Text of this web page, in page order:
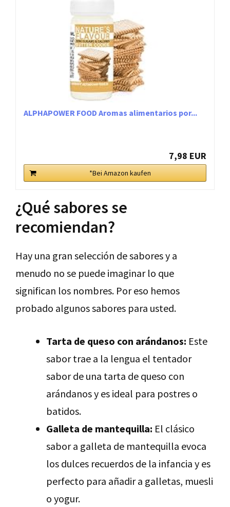
ALPHAPOWER FOOD Aromas alimentarios por...
7,98 EUR
*Bei Amazon kaufen
¿Qué sabores se
recomiendan?
Hay una gran selección de sabores y a
menudo no se puede imaginar lo que
significan los nombres. Por eso hemos
probado algunos sabores para usted.
Tarta de queso con arándanos: Este
sabor trae a la lengua el tentador
sabor de una tarta de queso con
arándanos y es ideal para postres o
batidos.
Galleta de mantequilla: El clásico
sabor a galleta de mantequilla evoca
los dulces recuerdos de la infancia y es
perfecto para añadir a galletas, muesli
o yogur.